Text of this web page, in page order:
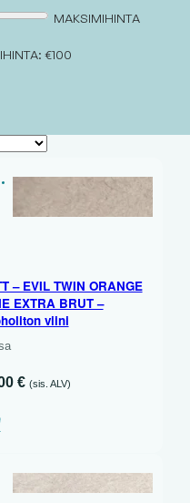
MAKSIMIHINTA
€100
– EVIL TWIN ORANGE
EXTRA BRUT –
viini
€ (sis. ALV)